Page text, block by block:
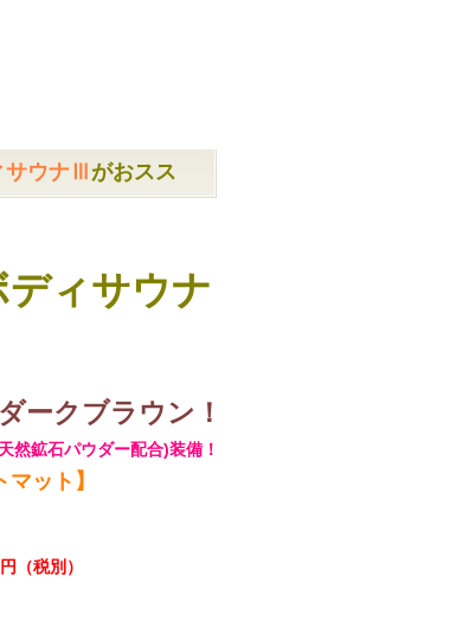
ウナⅢ がおスス
ィサウナ
ークブラウン！
然鉱石パウダー配合)装備！
ット】
円（税別）